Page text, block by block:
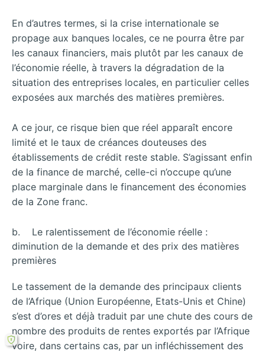
En d’autres termes, si la crise internationale se
propage aux banques locales, ce ne pourra être par
les canaux financiers, mais plutôt par les canaux de
l’économie réelle, à travers la dégradation de la
situation des entreprises locales, en particulier celles
exposées aux marchés des matières premières.
A ce jour, ce risque bien que réel apparaît encore
limité et le taux de créances douteuses des
établissements de crédit reste stable. S’agissant enfin
de la finance de marché, celle-ci n’occupe qu’une
place marginale dans le financement des économies
de la Zone franc.
b. Le ralentissement de l’économie réelle :
diminution de la demande et des prix des matières
premières
Le tassement de la demande des principaux clients
de l’Afrique (Union Européenne, Etats-Unis et Chine)
s’est d’ores et déjà traduit par une chute des cours de
nombre des produits de rentes exportés par l’Afrique
voire, dans certains cas, par un infléchissement des